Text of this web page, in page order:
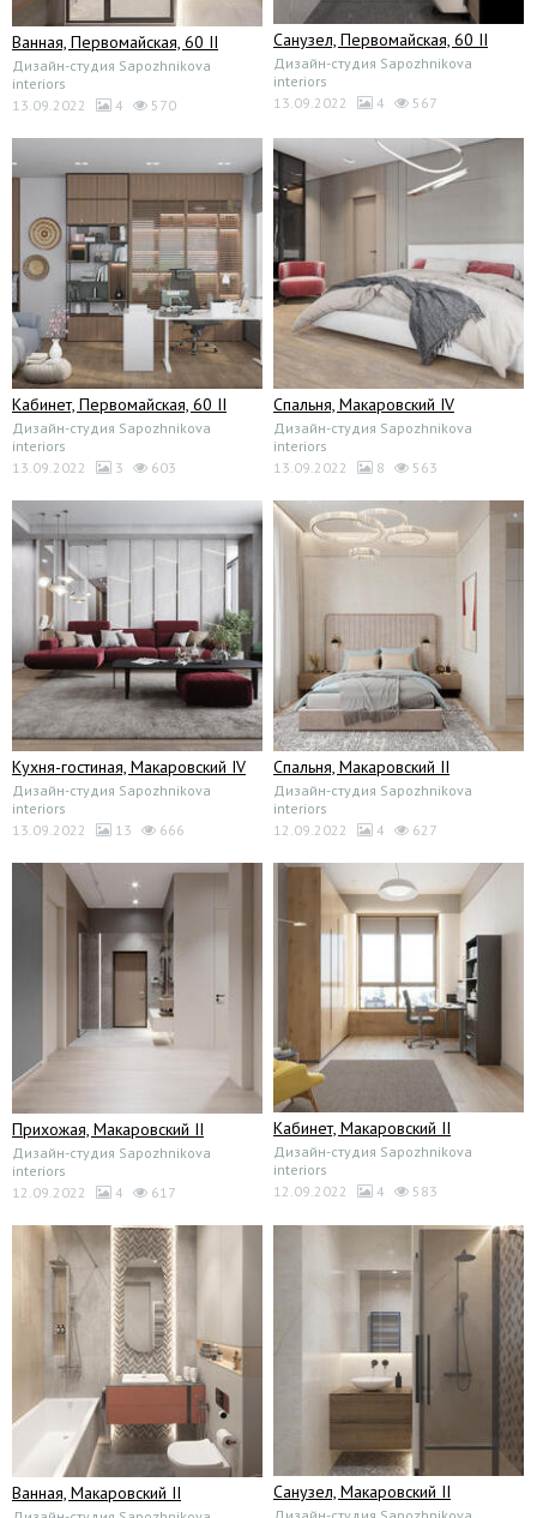
Ванная, Первомайская, 60 II
Дизайн-студия Sapozhnikova
interiors
13.09.2022
4 570
Санузел, Первомайская, 60 II
Дизайн-студия Sapozhnikova
interiors
13.09.2022
4 567
Кабинет, Первомайская, 60 II
Дизайн-студия Sapozhnikova
interiors
13.09.2022
3 603
Спальня, Макаровский IV
Дизайн-студия Sapozhnikova
interiors
13.09.2022
8 563
Кухня-гостиная, Макаровский IV
Дизайн-студия Sapozhnikova
interiors
13.09.2022
13 666
Спальня, Макаровский II
Дизайн-студия Sapozhnikova
interiors
12.09.2022
4 627
Прихожая, Макаровский II
Дизайн-студия Sapozhnikova
interiors
12.09.2022
4 617
Кабинет, Макаровский II
Дизайн-студия Sapozhnikova
interiors
12.09.2022
4 583
Ванная, Макаровский II Санузел, Макаровский II